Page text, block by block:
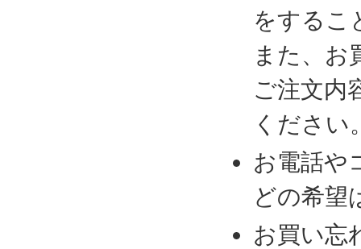
をするこ
また、お
ご注文内
ください
お電話や
どの希望
お買い忘